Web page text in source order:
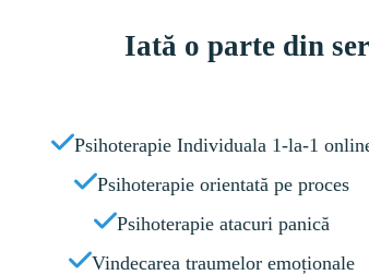
Iată o parte din
Psihoterapie Individuala 1-la-1
Psihoterapie orientată pe proces
Psihoterapie atacuri panică
Vindecarea traumelor emoționale